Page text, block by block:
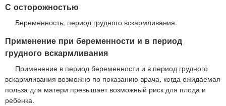
С осторожностью
Беременность, период грудного вскармливания.
Применение при беременности и в период
грудного вскармливания
Применение в период беременности и в период грудного
вскармливания возможно по показанию врача, когда ожидаемая
польза для матери превышает возможный риск для плода и
ребенка.